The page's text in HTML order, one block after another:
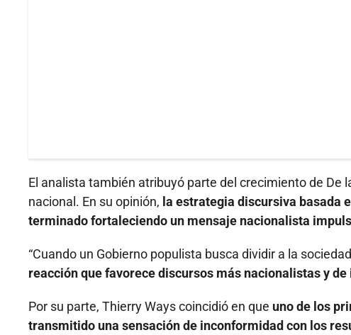
El analista también atribuyó parte del crecimiento de De
nacional. En su opinión, la estrategia discursiva basada
terminado fortaleciendo un mensaje nacionalista
“Cuando un Gobierno populista busca dividir a la
reacción que favorece discursos más nacionalistas y de
Por su parte, Thierry Ways coincidió en que uno de los
transmitido una sensación de inconformidad con los